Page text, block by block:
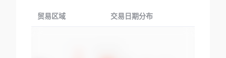
贸易区域 交易日期分布